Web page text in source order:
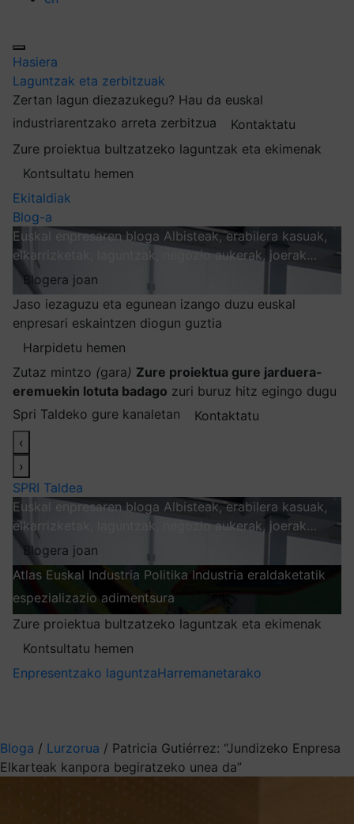
Hasiera
Laguntzak eta zerbitzuak
Zertan lagun diezazukegu? Hau da euskal
industriarentzako arreta zerbitzua
Kontaktatu
Zure proiektua bultzatzeko laguntzak eta ekimenak
Kontsultatu hemen
Ekitaldiak
Blog-a
Euskal enpresaren bloga Albisteak, erabilera kasuak,
elkarrizketak, laguntzak, negozio aukerak, joerak…
Blogera joan
Jaso iezaguzu eta egunean izango duzu euskal
enpresari eskaintzen diogun guztia
Harpidetu hemen
Zutaz mintzo (gara) Zure proiektua gure jarduera-
eremuekin lotuta badago zuri buruz hitz egingo dugu
Spri Taldeko gure kanaletan
Kontaktatu
‹
›
SPRI Taldea
Euskal enpresaren bloga Albisteak, erabilera kasuak,
elkarrizketak, laguntzak, negozio aukerak, joerak…
Blogera joan
Atlas Euskal Industria Politika Industria eraldaketatik
espezializazio adimentsura
Zure proiektua bultzatzeko laguntzak eta ekimenak
Kontsultatu hemen
Enpresentzako laguntzaHarremanetarako
Bloga / Lurzorua / Patricia Gutiérrez: “Jundizeko Enpresa
Elkarteak kanpora begiratzeko unea da”